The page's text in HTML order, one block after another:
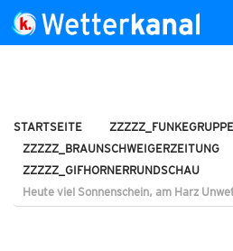
STARTSEITE
ZZZZZ_FUNKEGRUPPE
ZZZZZ_BRAUNSCHWEIGERZEITUNG
ZZZZZ_GIFHORNERRUNDSCHAU
Heute viel Sonnenschein, am Harz